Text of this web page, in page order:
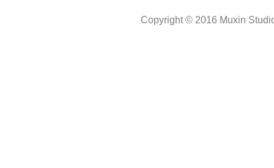
Copyright © 2016 Muxin